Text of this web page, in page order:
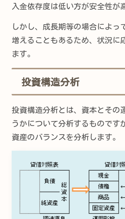
入金依存度は低い方が安全性が
しかし、成長期等の場合によっ
増えることもあるため、状況に
ます。
投資構造分析
投資構造分析とは、資本とその
うかについて分析するものです
資産のバランスを分析します。